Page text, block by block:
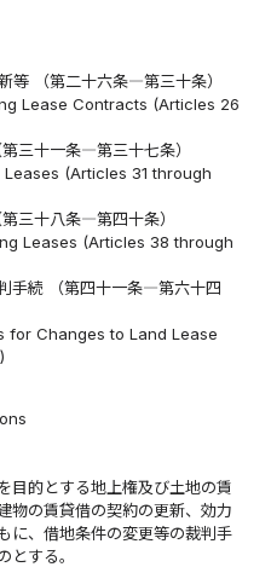
（第二十六条―第三十条）
Lease Contracts (Articles 26
三十一条―第三十七条）
(Articles 31 through
三十八条―第四十条）
Leases (Articles 38 through
手続 （第四十一条―第六十四
for Changes to Land Lease
目的とする地上権及び土地の賃
物の賃貸借の契約の更新、効力
に、借地条件の変更等の裁判手
とする。